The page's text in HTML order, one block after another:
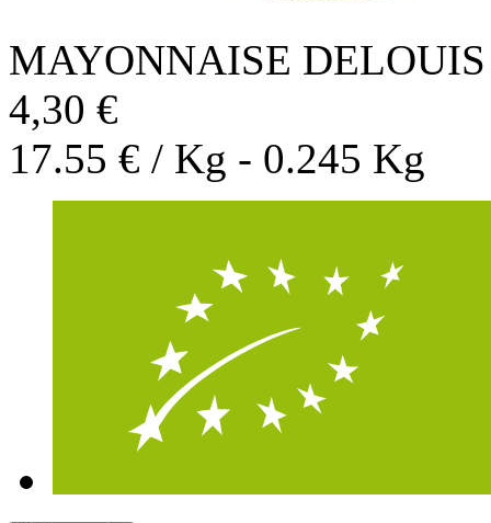
MAYONNAISE DELOUIS
4,30 €
17.55 € / Kg - 0.245 Kg